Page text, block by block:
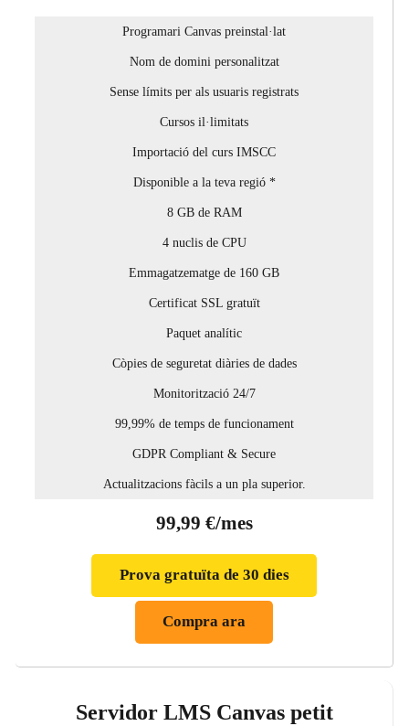
Programari Canvas preinstal·lat
Nom de domini personalitzat
Sense límits per als usuaris registrats
Cursos il·limitats
Importació del curs IMSCC
Disponible a la teva regió *
8 GB de RAM
4 nuclis de CPU
Emmagatzematge de 160 GB
Certificat SSL gratuït
Paquet analític
Còpies de seguretat diàries de dades
Monitorització 24/7
99,99% de temps de funcionament
GDPR Compliant & Secure
Actualitzacions fàcils a un pla superior.
99,99 €/mes
Prova gratuïta de 30 dies
Compra ara
Servidor LMS Canvas petit